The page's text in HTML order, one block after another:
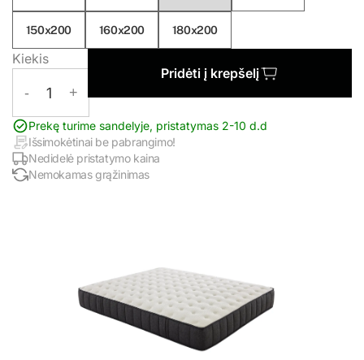
150x200 160x200 180x200
Kiekis
- 1 +
Pridėti į krepšelį
Prekę turime sandelyje, pristatymas 2-10 d.d
Išsimokėtinai be pabrangimo!
Nedidelė pristatymo kaina
Nemokamas grąžinimas